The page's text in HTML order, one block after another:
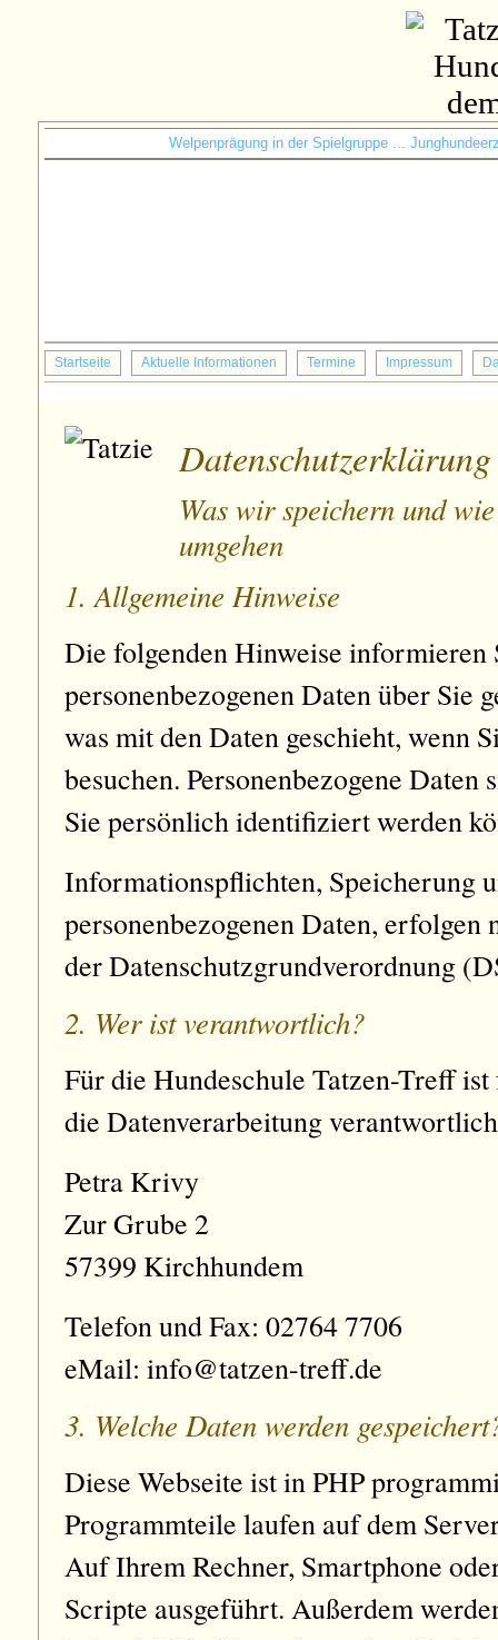
Welpenprägung in der Spielgruppe ...
Startseite Aktuelle Informationen Termine Impressum
Datenschutzerklärung
Was wir speichern und
umgehen
1. Allgemeine Hinweise
Die folgenden Hinweise informieren
personenbezogenen Daten über Sie
was mit den Daten geschieht, wenn
besuchen. Personenbezogene Daten
Sie persönlich identifiziert werden
Informationspflichten, Speicherung
personenbezogenen Daten,
der Datenschutzgrundverordnung
2. Wer ist verantwortlich?
Für die Hundeschule Tatzen-Treff
die Datenverarbeitung
Petra Krivy
Zur Grube 2
57399 Kirchhundem
Telefon und Fax: 02764 7706
eMail: info@tatzen-treff.de
3. Welche Daten werden
Diese Webseite ist in PHP
Programmteile laufen auf dem
Auf Ihrem Rechner, Smartphone
Scripte ausgeführt. Außerdem